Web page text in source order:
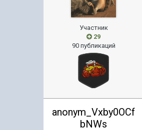
Участник
29
90 публикаций
anonym_Vxby0OCf
bNWs